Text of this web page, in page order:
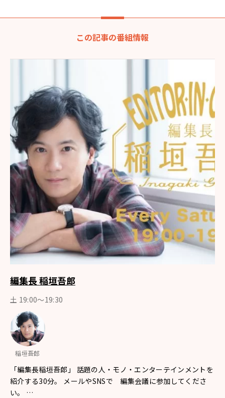
この記事の番組情報
編集長 稲垣吾郎
土 19:00～19:30
稲垣吾郎
「編集長稲垣吾郎」 話題の人・モノ・エンターテインメントを
紹介する30分。 メールやSNSで 編集会議に参加してくださ
い。 …